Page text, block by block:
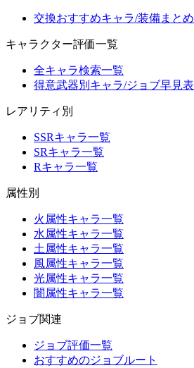
交換おすすめキャラ/装備まとめ
キャラクター評価一覧
全キャラ検索一覧
得意武器別キャラ/ジョブ早見表
レアリティ別
SSRキャラ一覧
SRキャラ一覧
Rキャラ一覧
属性別
火属性キャラ一覧
水属性キャラ一覧
土属性キャラ一覧
風属性キャラ一覧
光属性キャラ一覧
闇属性キャラ一覧
ジョブ関連
ジョブ評価一覧
おすすめのジョブルート